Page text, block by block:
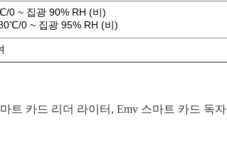
0 ~ 집광 90% RH (비)
0 ~ 집광 95% RH (비)
트 카드 리더 라이터 , Emv 스마트 카드 독자